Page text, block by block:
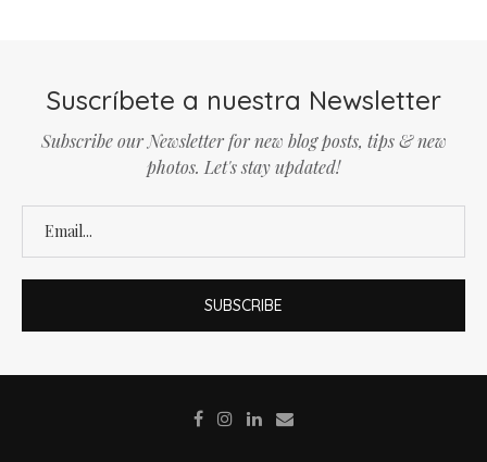
Suscríbete a nuestra Newsletter
Subscribe our Newsletter for new blog posts, tips & new
photos. Let's stay updated!